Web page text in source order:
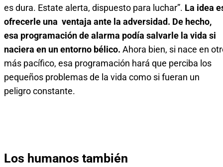
es dura. Estate alerta, dispuesto para luchar”. La idea
ofrecerle una ventaja ante la adversidad. De hecho,
esa programación de alarma podía salvarle la vida si
naciera en un entorno bélico. Ahora bien, si nace en
más pacífico, esa programación hará que perciba los
pequeños problemas de la vida como si fueran un
peligro constante.
Los humanos también